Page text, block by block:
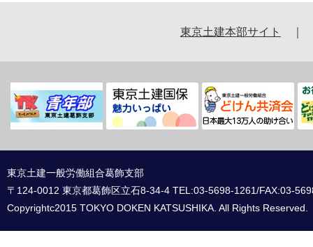
東京土建本部サイト
東京土建一般労働組合葛飾支部
〒124-0012 東京都葛飾区立石8-34-4 TEL:03-5698-1261/FAX:03-
Copyrightc2015 TOKYO DOKEN KATSUSHIKA. All Rights Reserved.